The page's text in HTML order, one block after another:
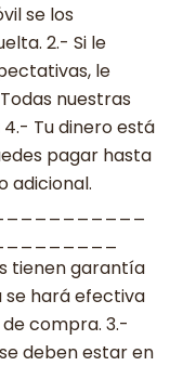
se los
2.- Si le
le
nuestras
Tu dinero está
pagar hasta
adicional.
tienen garantía
se hará efectiva
compra. 3.-
deben estar en